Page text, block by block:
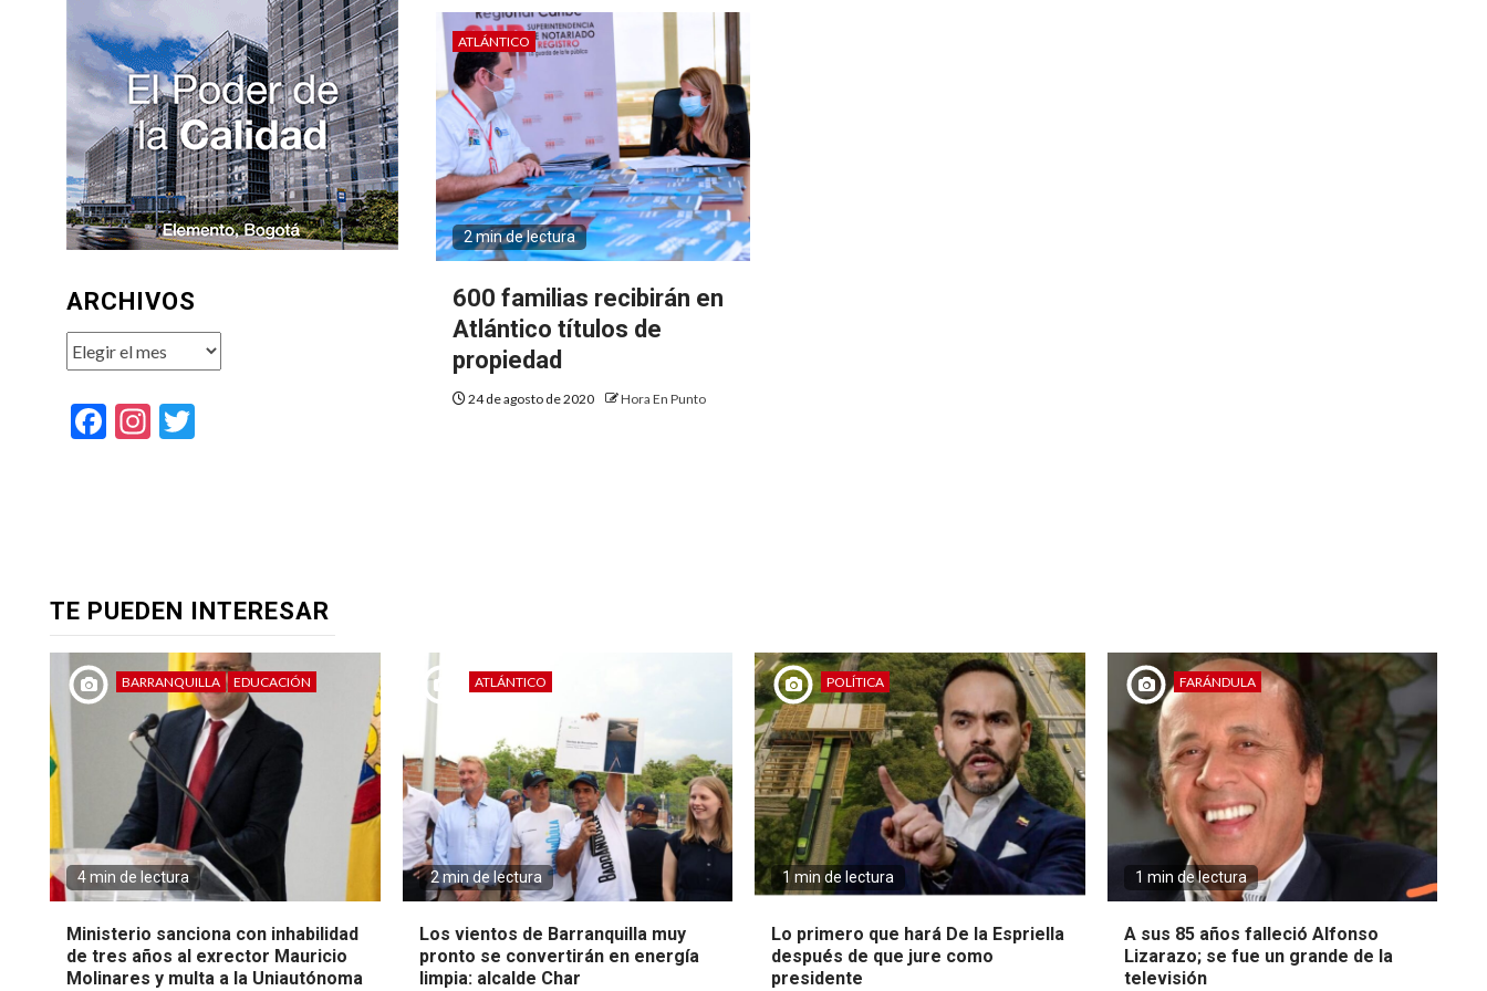
ATLÁNTICO
2 min de lectura
600 familias recibirán en
Atlántico títulos de
propiedad
24 de agosto de 2020 Hora En Punto
ARCHIVOS
Archivos
Facebook
Instagram
TE PUEDEN INTERESAR
BARRANQUILLA EDUCACIÓN
4 min de lectura
Ministerio sanciona con inhabilidad
de tres años al exrector Mauricio
Molinares y multa a la Uniautónoma
ATLÁNTICO
2 min de lectura
Los vientos de Barranquilla muy
pronto se convertirán en energía
limpia: alcalde Char
POLÍTICA
1 min de lectura
Lo primero que hará De la Espriella
después de que jure como
presidente
FARÁNDULA
1 min de lectura
A sus 85 años falleció Alfonso
Lizarazo; se fue un grande de la
televisión